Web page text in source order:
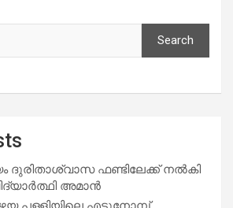
Search
ദുരിതാശ്വാസ ഫണ്ടിലേക്ക് നൽകി
അമാൻ